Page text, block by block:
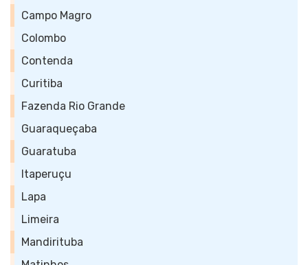
Campo Magro
Colombo
Contenda
Curitiba
Fazenda Rio Grande
Guaraqueçaba
Guaratuba
Itaperuçu
Lapa
Limeira
Mandirituba